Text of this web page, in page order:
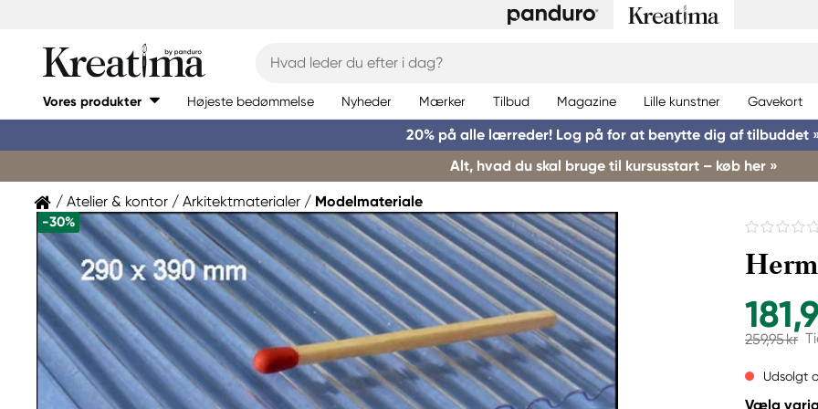
Vores produkter Højeste bedømmelse Nyheder Mærker Tilbud Magazine Lille kunstner Gavekort
20% på alle lærreder! Log på for at benytte dig af tilbuddet
Alt, hvad du skal bruge til kursusstart – køb her »
Atelier & kontor Arkitektmaterialer Modelmateriale
-30%
259,95 kr
Udsolgt
Vælg